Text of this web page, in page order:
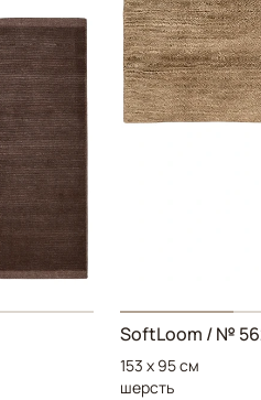
SoftLoom / №
153 x 95 см
шерсть